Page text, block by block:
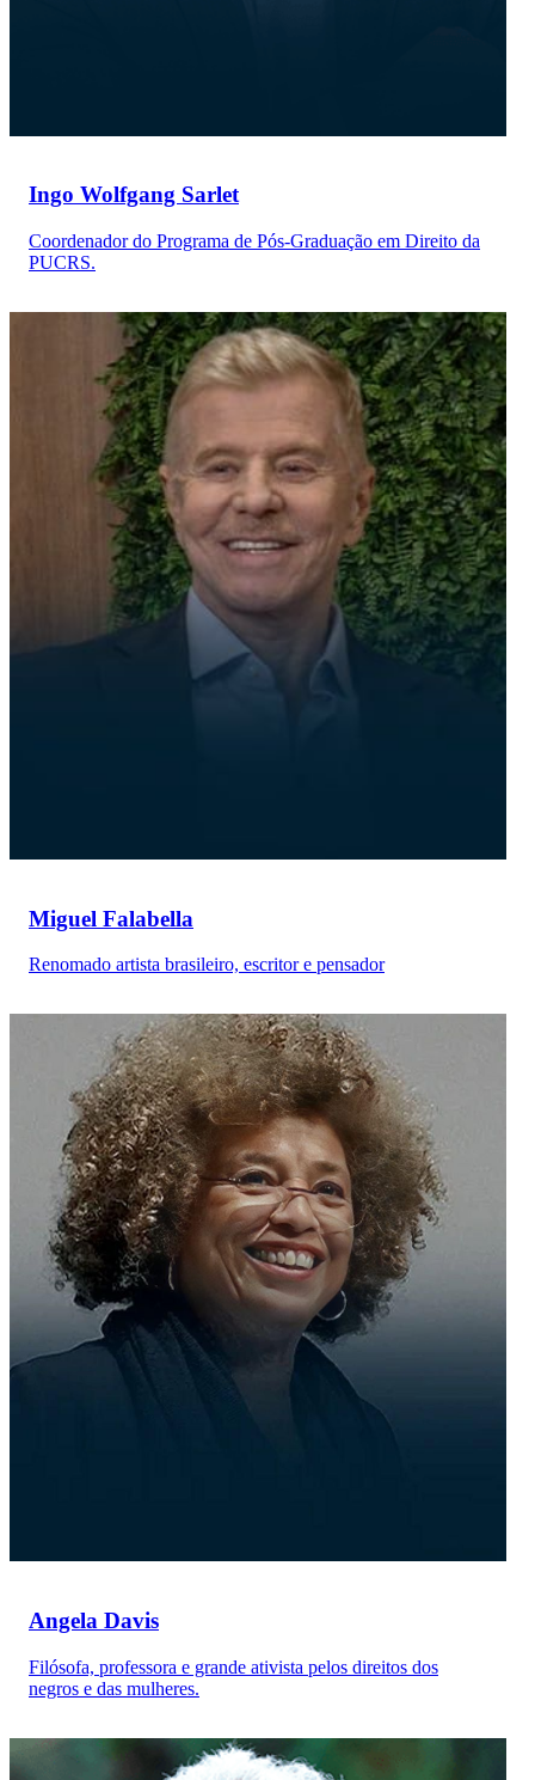
Ingo Wolfgang Sarlet
Coordenador do Programa de Pós-Graduação em Direito da
PUCRS.
Miguel Falabella
Renomado artista brasileiro, escritor e pensador
Angela Davis
Filósofa, professora e grande ativista pelos direitos dos
negros e das mulheres.